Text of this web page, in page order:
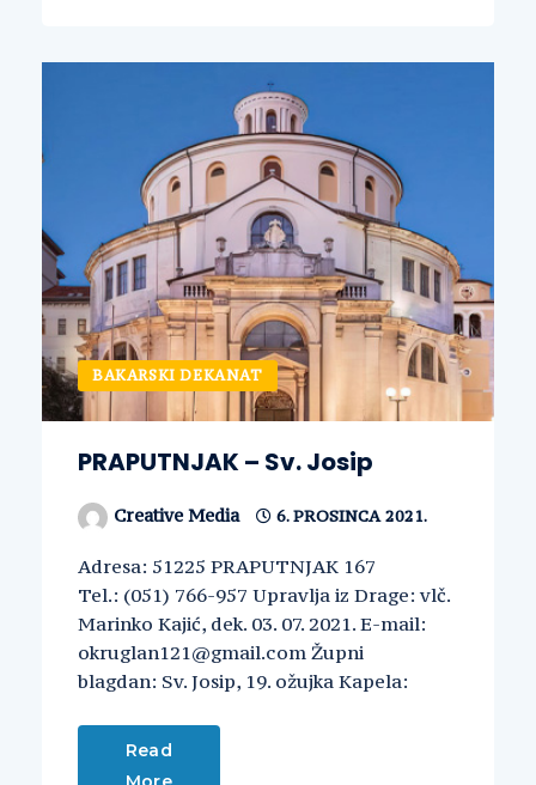
BAKARSKI DEKANAT
PRAPUTNJAK – Sv. Josip
Creative Media 6. PROSINCA 2021.
Adresa: 51225 PRAPUTNJAK 167
Tel.: (051) 766-957 Upravlja iz Drage: vlč.
Marinko Kajić, dek. 03. 07. 2021. E-mail:
okruglan121@gmail.com Župni
blagdan: Sv. Josip, 19. ožujka Kapela:
Read